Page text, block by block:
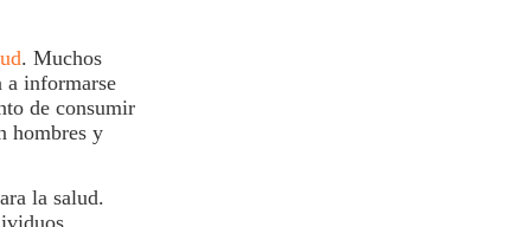
. Muchos
a informarse
de consumir
hombres y
la salud.